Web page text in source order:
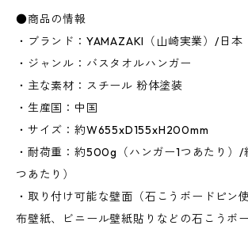
●商品の情報
・ブランド：YAMAZAKI（山崎実業）/日本
・ジャンル：バスタオルハンガー
・主な素材：スチール 粉体塗装
・生産国：中国
・サイズ：約W655xD155xH200mm
・耐荷重：約500g（ハンガー1つあたり）
つあたり）
・取り付け可能な壁面（石こうボードピン
布壁紙、ビニール壁紙貼りなどの石こうボ